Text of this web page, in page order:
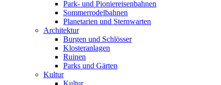
Park- und Pioniereisenbahnen
Sommerrodelbahnen
Planetarien und Sternwarten
Architektur
Burgen und Schlösser
Klosteranlagen
Ruinen
Parks und Gärten
Kultur
Kultur